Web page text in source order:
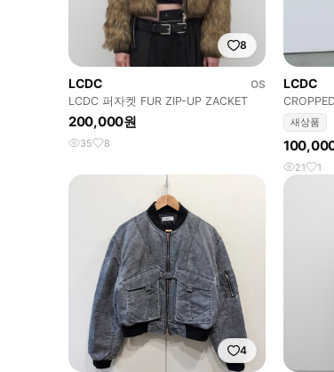
8
LCDC
OS
LCDC 퍼자켓 FUR ZIP-UP ZACKET
200,000원
35 8
LCDC
새상품
21 1
4